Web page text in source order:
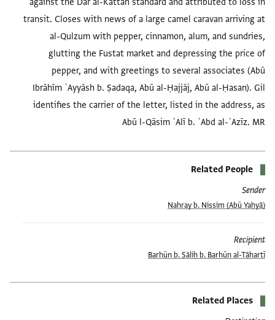
transit. Closes with news of a large camel caravan arriving at
al-Qulzum with pepper, cinnamon, alum, and sundries,
glutting the Fustat market and depressing the price of
pepper, and with greetings to several associates (Abū
Ibrāhīm ʿAyyāsh b. Ṣadaqa, Abū al-Ḥajjāj, Abū al-Ḥasan). Gil
identifies the carrier of the letter, listed in the address, as
Abū l-Qāsim ʿAlī b. ʿAbd al-ʿAzīz. MR
Related People
Sender
(Abū Yaḥyā) Nahray b. Nissim
Recipient
Barhūn b. Ṣāliḥ b. Barhūn al-Tāhartī
Related Places